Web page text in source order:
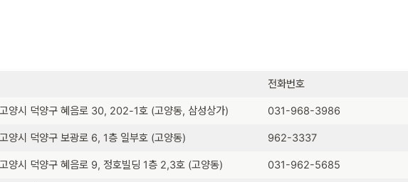
전화번호
양시 덕양구 혜음로 30, 202-1호 (고양동, 삼성상가) 031-968-3986
양시 덕양구 보광로 6, 1층 일부호 (고양동) 962-3337
양시 덕양구 혜음로 9, 정호빌딩 1층 2,3호 (고양동) 031-962-5685